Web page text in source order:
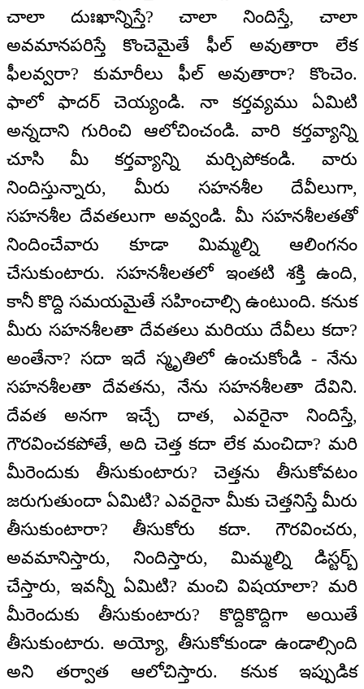
చాలా దుఃఖాన్నిస్తే? చాలా నిందిస్తే, చాలా
అవమానపరిస్తే కొంచెమైతే ఫీల్ అవుతారా లేక
ఫీలవ్వరా? కుమారీలు ఫీల్ అవుతారా? కొంచెం.
ఫాలో ఫాదర్ చెయ్యండి. నా కర్తవ్యము ఏమిటి
అన్నదాని గురించి ఆలోచించండి. వారి కర్తవ్యాన్ని
చూసి మీ కర్తవ్యాన్ని మర్చిపోకండి. వారు
నిందిస్తున్నారు, మీరు సహనశీల దేవీలుగా,
సహనశీల దేవతలుగా అవ్వండి. మీ సహనశీలతతో
నిందించేవారు కూడా మిమ్మల్ని ఆలింగనం
చేసుకుంటారు. సహనశీలతలో ఇంతటి శక్తి ఉంది,
కానీ కొద్ది సమయమైతే సహించాల్సి ఉంటుంది. కనుక
మీరు సహనశీలతా దేవతలు మరియు దేవీలు కదా?
అంతేనా? సదా ఇదే స్మృతిలో ఉంచుకోండి - నేను
సహనశీలతా దేవతను, నేను సహనశీలతా దేవిని.
దేవత అనగా ఇచ్చే దాత, ఎవరైనా నిందిస్తే,
గౌరవించకపోతే, అది చెత్త కదా లేక మంచిదా? మరి
మీరెందుకు తీసుకుంటారు? చెత్తను తీసుకోవటం
జరుగుతుందా ఏమిటి? ఎవరైనా మీకు చెత్తనిస్తే మీరు
తీసుకుంటారా? తీసుకోరు కదా. గౌరవించరు,
అవమానిస్తారు, నిందిస్తారు, మిమ్మల్ని డిస్టర్బ్
చేస్తారు, ఇవన్నీ ఏమిటి? మంచి విషయాలా? మరి
మీరెందుకు తీసుకుంటారు? కొద్దికొద్దిగా అయితే
తీసుకుంటారు. అయ్యో, తీసుకోకుండా ఉండాల్సింది
అని తర్వాత ఆలోచిస్తారు. కనుక ఇప్పుడిక